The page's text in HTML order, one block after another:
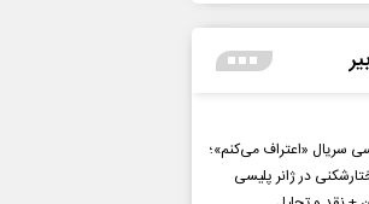
سریال «اعتراف می‌کنم»؛
در ژانر پلیسی